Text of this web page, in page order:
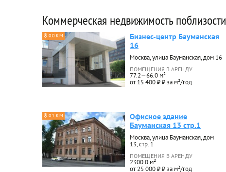
Коммерческая недвижимость поблизости
0.0 КМ
Бизнес-центр Бауманская
16
Москва, улица Бауманская, дом 16
ПОМЕЩЕНИЯ В АРЕНДУ
77.2—66.0 м²
от 15 400 ₽ ₽ за м²/год
0.1 КМ
Офисное здание
Бауманская 13 стр.1
Москва, улица Бауманская, дом
13, стр. 1
ПОМЕЩЕНИЯ В АРЕНДУ
2300.0 м²
от 25 000 ₽ ₽ за м²/год